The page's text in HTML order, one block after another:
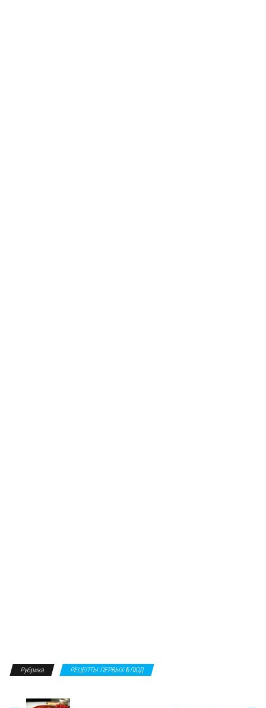
Рубрика РЕЦЕПТЫ ПЕРВЫХ БЛЮД